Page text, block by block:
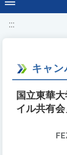
:::
キャ
国立東華
イル共有